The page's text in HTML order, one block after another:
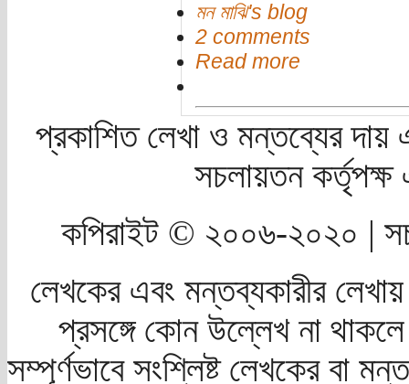
মন মাঝি's blog
2 comments
Read more
প্রকাশিত লেখা ও মন্তব্যের দায়
সচলায়তন
কপিরাইট © ২০০৬-২০২০ |
লেখকের এবং মন্তব্যকারীর
প্রসঙ্গে কোন উল্লেখ না
সম্পূর্ণভাবে সংশ্লিষ্ট লেখকের বা